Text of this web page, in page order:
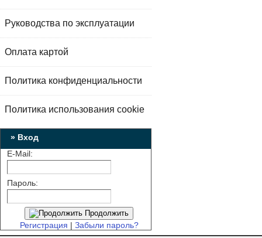
Руководства по эксплуатации
Оплата картой
Политика конфиденциальности
Политика использования cookie
» Вход
E-Mail:
Пароль:
Продолжить
Регистрация | Забыли пароль?